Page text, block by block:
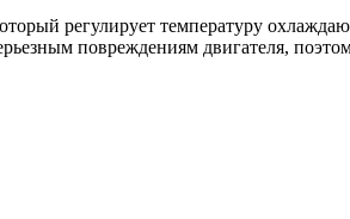
регулирует температуру
повреждениям двигателя,